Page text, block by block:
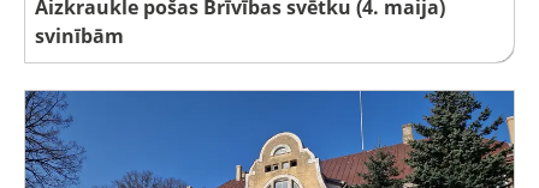
Aizkraukle pošas Brīvības svētku (4. maija)
svinībām